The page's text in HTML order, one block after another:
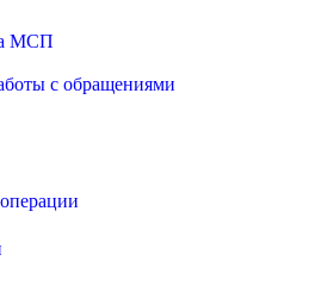
МСП
с обращениями